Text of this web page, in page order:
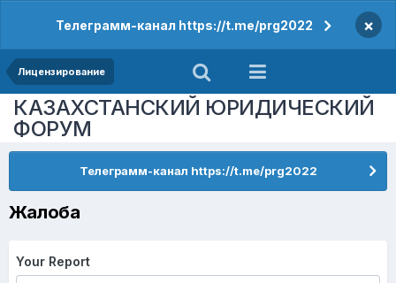
Телеграмм-канал https://t.me/prg2022 ×
Лицензирование
КАЗАХСТАНСКИЙ ЮРИДИЧЕСКИЙ
ФОРУМ
Телеграмм-канал https://t.me/prg2022
Жалоба
Your Report